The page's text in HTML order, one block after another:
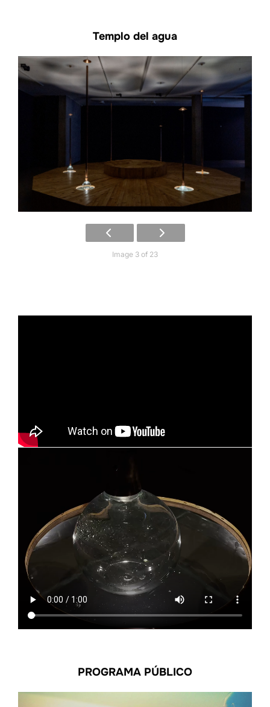
Templo del agua
Image 3 of 23
PROGRAMA PÚBLICO